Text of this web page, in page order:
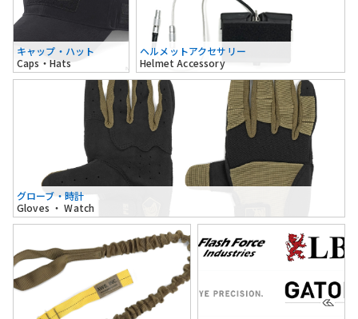
キャップ・ハット
Caps・Hats
ヘルメットアクセサリー
Helmet Accessory
グローブ・時計
Gloves ・ Watch